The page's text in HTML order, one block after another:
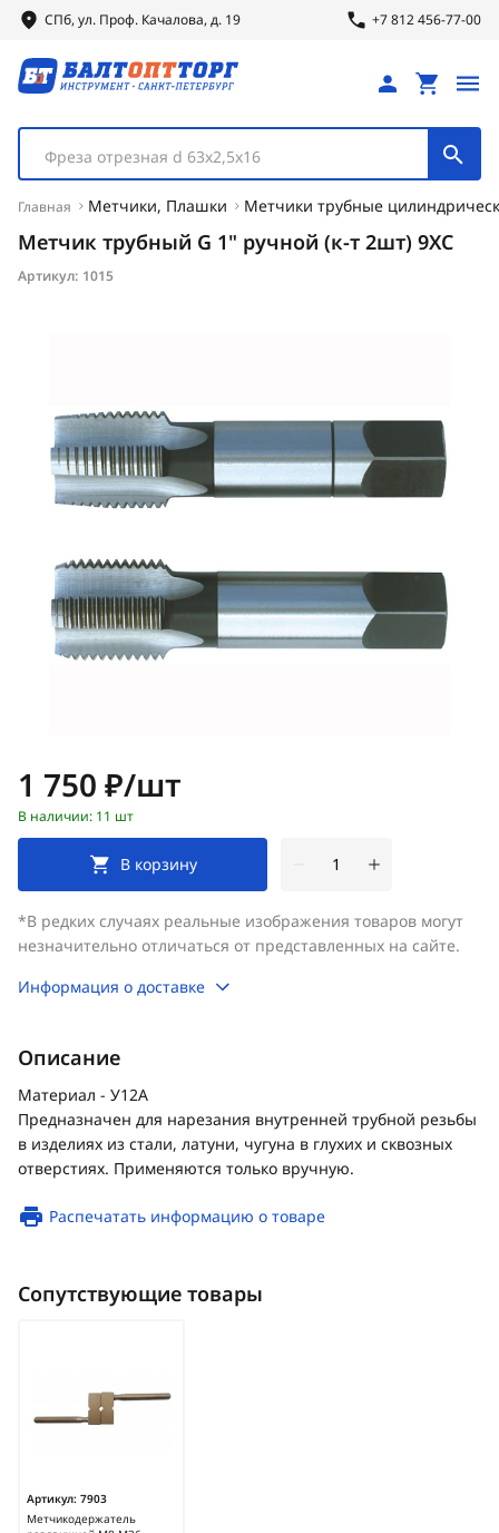
СПб, ул. Проф. Качалова, д. 19 +7 812 456-77-00
Фреза отрезная d 63х2,5х16
Главная Метчики, Плашки Метчики трубные
Метчик трубный G 1" ручной (к-т 2шт) 9ХС
Артикул: 1015
Цена:
1 750 ₽/шт
В наличии: 11 шт
В корзину
*В редких случаях реальные изображения товаров могут
незначительно отличаться от представленных на сайте.
Информация о доставке
Описание
Материал - У12А
Предназначен для нарезания внутренней трубной резьбы
в изделиях из стали, латуни, чугуна в глухих и сквозных
отверстиях. Применяются только вручную.
Распечатать информацию о товаре
Сопутствующие товары
Артикул: 7903
Метчикодержатель